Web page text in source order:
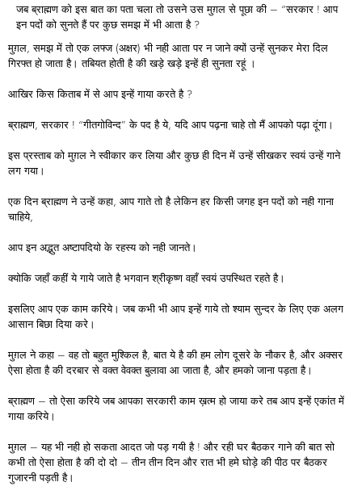
जब ब्राह्मण को इस बात का पता चला तो उसने उस मुग़ल से पूछा की – “सरकार ! आप
इन पदों को सुनते हैं पर कुछ समझ में भी आता है ?
मुग़ल, समझ में तो एक लफ्ज (अक्षर) भी नही आता पर न जाने क्यों उन्हें सुनकर मेरा दिल
गिरफ्त हो जाता है। तबियत होती है की खड़े खड़े इन्हें ही सुनता रहूं ।
आखिर किस किताब में से आप इन्हें गाया करते है ?
ब्राह्मण, सरकार ! “गीतगोविन्द” के पद है ये, यदि आप पढ़ना चाहे तो मैं आपको पढ़ा दूंगा।
इस प्रस्ताब को मुग़ल ने स्वीकार कर लिया और कुछ ही दिन में उन्हें सीखकर स्वयं उन्हें गाने
लग गया।
एक दिन ब्राह्मण ने उन्हें कहा, आप गाते तो है लेकिन हर किसी जगह इन पदों को नही गाना
चाहिये,
आप इन अद्भुत अष्टापदियो के रहस्य को नही जानते।
क्योकि जहाँ कहीं ये गाये जाते है भगवान श्रीकृष्ण वहाँ स्वयं उपस्थित रहते है।
इसलिए आप एक काम करिये। जब कभी भी आप इन्हें गाये तो श्याम सुन्दर के लिए एक अलग
आसान बिछा दिया करे।
मुग़ल ने कहा – वह तो बहुत मुश्किल है, बात ये है की हम लोग दूसरे के नौकर है, और अक्सर
ऐसा होता है की दरबार से वक्त वेवक्त बुलावा आ जाता है, और हमको जाना पड़ता है।
ब्राह्मण – तो ऐसा करिये जब आपका सरकारी काम ख़त्म हो जाया करे तब आप इन्हें एकांत में
गाया करिये।
मुग़ल – यह भी नही हो सकता आदत जो पड़ गयी है ! और रही घर बैठकर गाने की बात सो
कभी तो ऐसा होता है की दो दो – तीन तीन दिन और रात भी हमे घोड़े की पीठ पर बैठकर
गुजारनी पड़ती है।